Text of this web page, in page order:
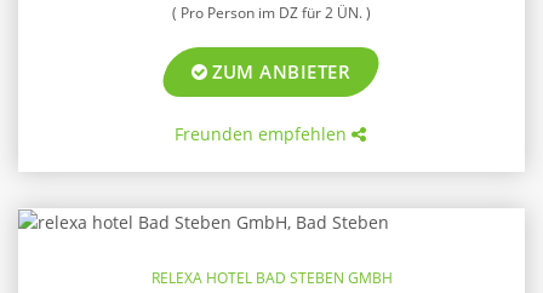
( Pro Person im DZ für 2 ÜN. )
ZUM ANBIETER
Freunden empfehlen
RELEXA HOTEL BAD STEBEN GMBH